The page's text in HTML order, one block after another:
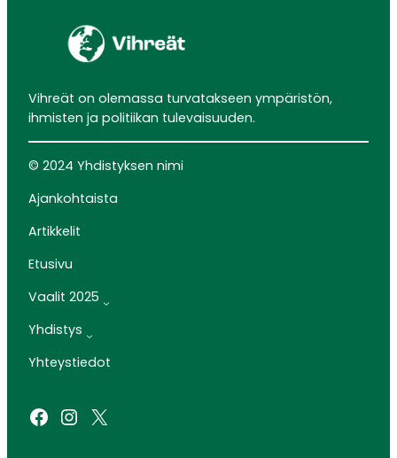
Vihreät on olemassa turvatakseen ympäristön,
ihmisten ja politiikan tulevaisuuden.
© 2024 Yhdistyksen nimi
Ajankohtaista
Artikkelit
Etusivu
Vaalit 2025
Yhdistys
Yhteystiedot
Facebook Instagram X